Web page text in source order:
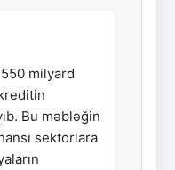
milyard
Bu məbləğin
sektorlara